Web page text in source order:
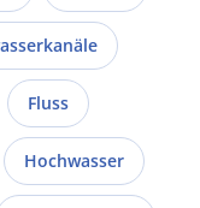
Fluss
Hochwasser